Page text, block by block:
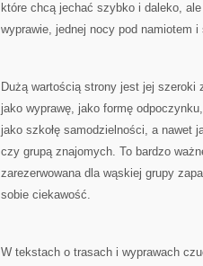
które chcą jechać szybko i daleko,
wyprawie, jednej nocy pod namiotem
Dużą wartością strony jest jej szeroki
jako wyprawę, jako formę
jako szkołę samodzielności, a nawet
czy grupą znajomych. To bardzo
zarezerwowana dla wąskiej grupy
sobie ciekawość.
W tekstach o trasach i wyprawach